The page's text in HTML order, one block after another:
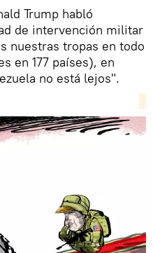
Trump habló
de intervención militar
nuestras tropas en todo
en 177 países), en
no está lejos".